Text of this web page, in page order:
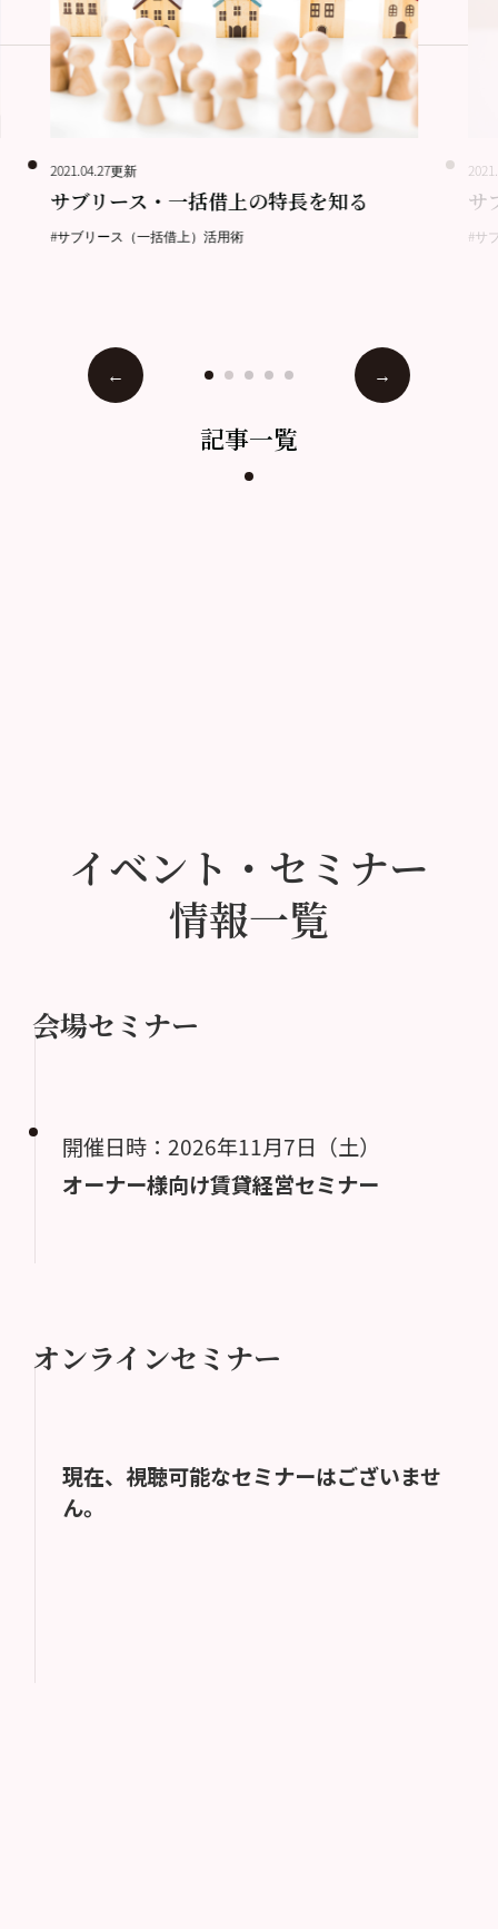
2021.04.27更新
サブリース・一括借上の特長を知る
#サブリース（一括借上）活用術
サ
#サ
記事一覧
イベント・セミナー
情報一覧
会場セミナー
開催日時：2026年11月7日（土）
オーナー様向け賃貸経営セミナー
オンラインセミナー
現在、視聴可能なセミナーはございませ
ん。